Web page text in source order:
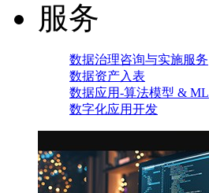
服务
数据治理咨询与实施服务
数据资产入表
数据应用-算法模型 & ML
数字化应用开发